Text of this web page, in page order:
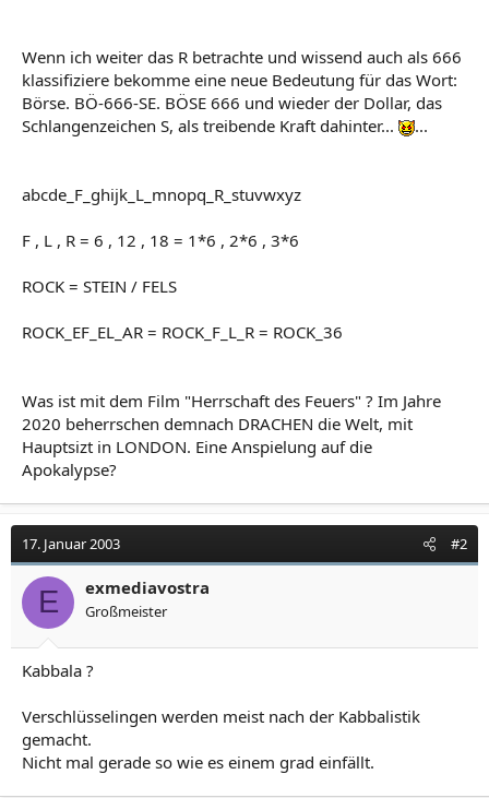
Wenn ich weiter das R betrachte und wissend auch als 666
klassifiziere bekomme eine neue Bedeutung für das Wort:
Börse. BÖ-666-SE. BÖSE 666 und wieder der Dollar, das
Schlangenzeichen S, als treibende Kraft dahinter...
...
abcde_F_ghijk_L_mnopq_R_stuvwxyz
F , L , R = 6 , 12 , 18 = 1*6 , 2*6 , 3*6
ROCK = STEIN / FELS
ROCK_EF_EL_AR = ROCK_F_L_R = ROCK_36
Was ist mit dem Film "Herrschaft des Feuers" ? Im Jahre
2020 beherrschen demnach DRACHEN die Welt, mit
Hauptsizt in LONDON. Eine Anspielung auf die
Apokalypse?
17. Januar 2003 #2
E exmediavostra
Großmeister
Kabbala ?
Verschlüsselingen werden meist nach der Kabbalistik
gemacht.
Nicht mal gerade so wie es einem grad einfällt.